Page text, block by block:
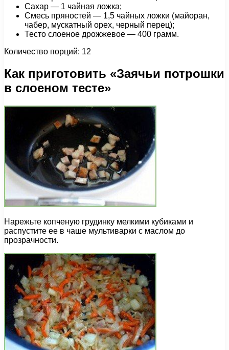
Сахар — 1 чайная ложка;
Смесь пряностей — 1,5 чайных ложки (майоран,
чабер, мускатный орех, черный перец);
Тесто слоеное дрожжевое — 400 грамм.
Количество порций: 12
Как приготовить «Заячьи потрошки
в слоеном тесте»
Нарежьте копченую грудинку мелкими кубиками и
распустите ее в чаше мультиварки с маслом до
прозрачности.